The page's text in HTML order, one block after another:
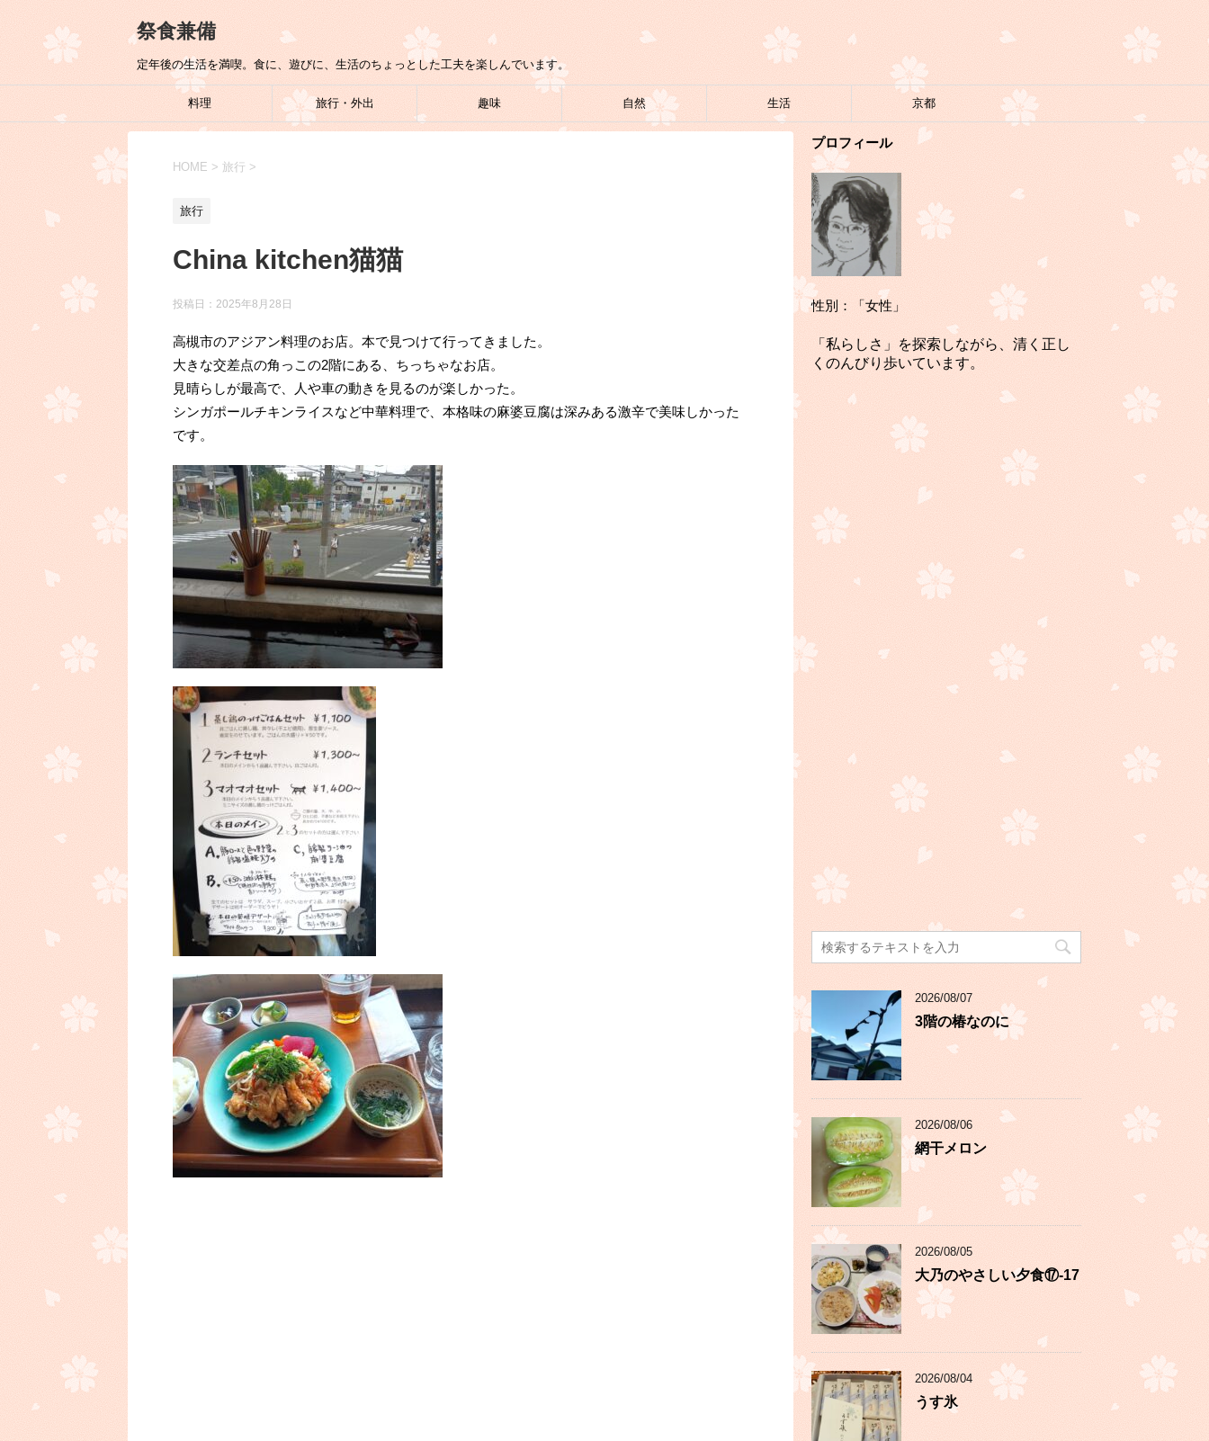
祭食兼備
定年後の生活を満喫。食に、遊びに、生活のちょっとした工夫を楽しんでいます。
料理 旅行・外出 趣味 自然 生活 京都
HOME > 旅行 >
旅行
China kitchen猫猫
投稿日： 2025年8月28日
高槻市のアジアン料理のお店。本で見つけて行ってきました。
大きな交差点の角っこの2階にある、ちっちゃなお店。
見晴らしが最高で、人や車の動きを見るのが楽しかった。
シンガポールチキンライスなど中華料理で、本格味の麻婆豆腐は深みある激辛で美味しかった
です。
プロフィール
性別：「女性」
「私らしさ」を探索しながら、清く正し
くのんびり歩いています。
2026/08/07
3階の椿なのに
2026/08/06
網干メロン
2026/08/05
大乃のやさしい夕食⑰-17
2026/08/04
うす氷